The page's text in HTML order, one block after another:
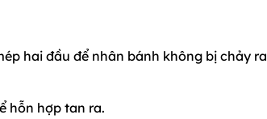
hai đầu để nhân bánh không bị chảy ra
hỗn hợp tan ra.